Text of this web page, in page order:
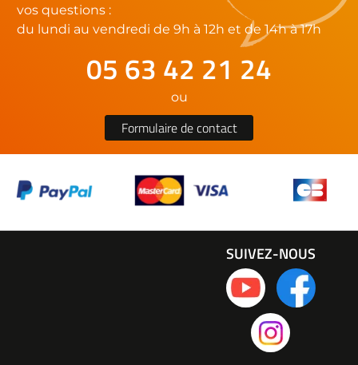
vos questions :
du lundi au vendredi de 9h à 12h et de 14h à 17h
05 63 42 21 24
ou
Formulaire de contact
SUIVEZ-NOUS